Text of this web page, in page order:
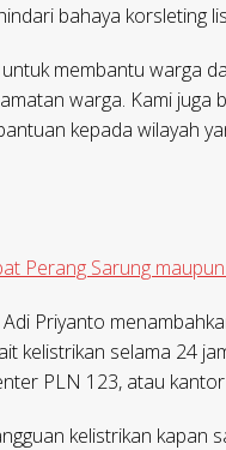
bahaya korsleting
membantu warga
warga. Kami juga
kepada wilayah
Perang Sarung
Priyanto
kelistrikan selama 24
PLN 123, atau
kelistrikan kapan